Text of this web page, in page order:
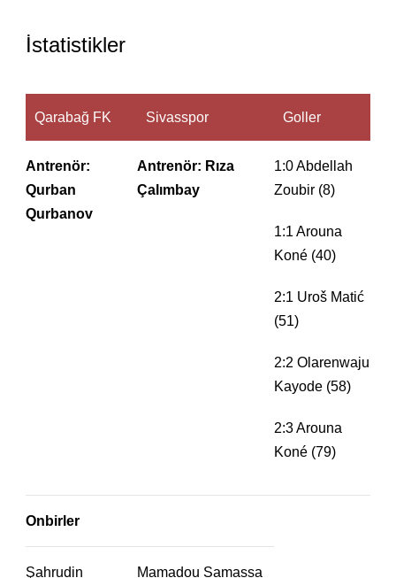
İstatistikler
Qarabağ FK Sivasspor Goller
Antrenör:
Qurban
Qurbanov
Antrenör: Rıza
Çalımbay
1:0 Abdellah
Zoubir (8)
1:1 Arouna
Koné (40)
2:1 Uroš Matić
(51)
2:2 Olarenwaju
Kayode (58)
2:3 Arouna
Koné (79)
Onbirler
Şahrudin
Mamadou Samassa